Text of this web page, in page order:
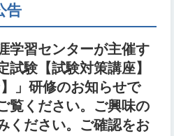
告
学習センターが主催す
試験【試験対策講座】
」研修のお知らせで
覧ください。ご興味の
ください。ご確認をお